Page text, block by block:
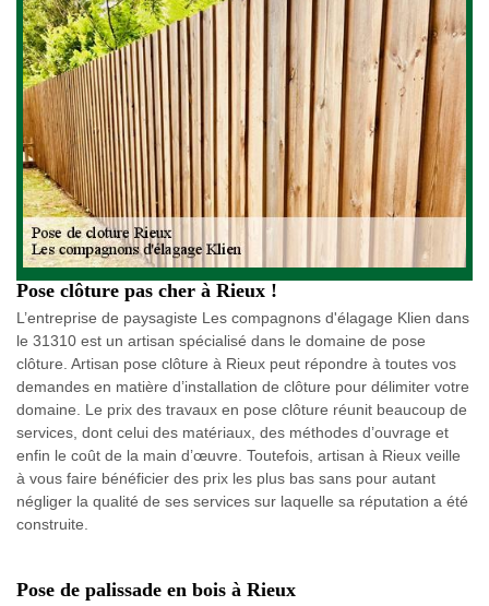
Pose clôture pas cher à Rieux !
L’entreprise de paysagiste Les compagnons d'élagage Klien dans
le 31310 est un artisan spécialisé dans le domaine de pose
clôture. Artisan pose clôture à Rieux peut répondre à toutes vos
demandes en matière d’installation de clôture pour délimiter votre
domaine. Le prix des travaux en pose clôture réunit beaucoup de
services, dont celui des matériaux, des méthodes d’ouvrage et
enfin le coût de la main d’œuvre. Toutefois, artisan à Rieux veille
à vous faire bénéficier des prix les plus bas sans pour autant
négliger la qualité de ses services sur laquelle sa réputation a été
construite.
Pose de palissade en bois à Rieux